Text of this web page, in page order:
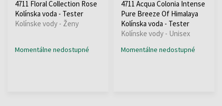
4711 Floral Collection Rose
Kolínska voda - Tester
Kolínske vody - Ženy
Momentálne nedostupné
4711 Acqua Colonia Intense
Pure Breeze Of Himalaya
Kolínska voda - Tester
Kolínske vody - Unisex
Momentálne nedostupné